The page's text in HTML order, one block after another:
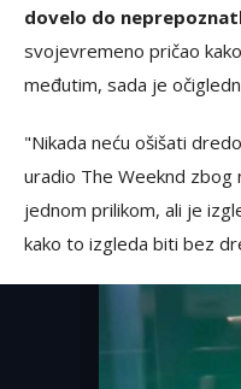
dovelo do
svojevremeno pričao
međutim, sada je
"Nikada neću ošišati
uradio The Weeknd
jednom prilikom, ali je
kako to izgleda biti bez